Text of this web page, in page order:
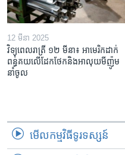
12 មីនា 2025
វិទ្យុពេលរាត្រី ១២ មីនា៖ អាមេរិក​ដាក់​
ពន្ធគយ​លើ​ដែកថែក​និង​អាលុយ​មីញ៉ូម​
នាំចូល
មើល​កម្មវិធី​ទូរទស្សន៍